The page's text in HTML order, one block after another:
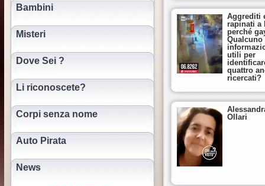
Bambini
Misteri
Dove Sei ?
Li riconoscete?
Corpi senza nome
Auto Pirata
News
Aggrediti
rapinati a
perché
Qualcuno
utili per
quattro
ricercati?
Ollari